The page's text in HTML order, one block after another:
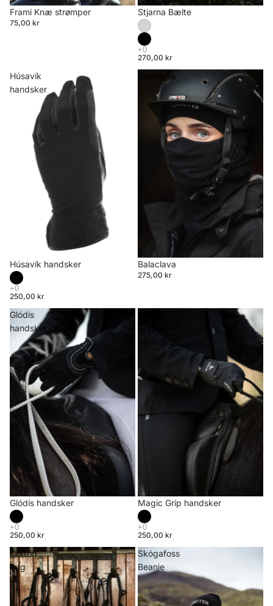
Udsolgt
Frami Knæ strømper
75,00 kr
Stjarna Bælte
270,00 kr
Húsavík
handsker
Húsavík handsker
250,00 kr
Balaclava
Balaclava
275,00 kr
Glódís
handsker
Glódís handsker
250,00 kr
Magic Grip handsker
250,00 kr
Cotton
Bag
Skógafoss
Beanie